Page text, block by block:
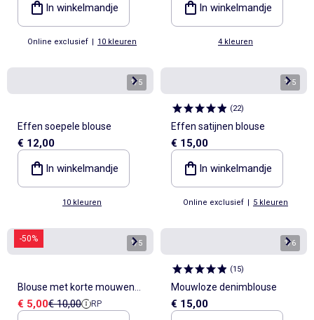
In winkelmandje
Online exclusief | 10 kleuren
In winkelmandje
4 kleuren
1/5
Effen soepele blouse
€ 12,00
In winkelmandje
10 kleuren
1/5
(22)
Effen satijnen blouse
€ 15,00
In winkelmandje
Online exclusief | 5 kleuren
-50% 1/5
Blouse met korte mouwen
en V-hals
Verkoopprijs
€ 5,00Referentieprijs
€ 10,00 RP
1/6
(15)
Mouwloze denimblouse
€ 15,00